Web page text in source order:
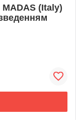
MADAS (Italy)